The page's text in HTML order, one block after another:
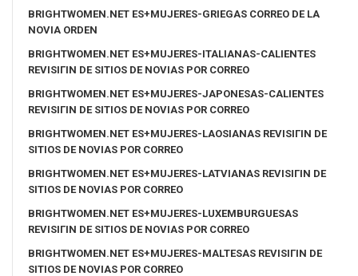
BRIGHTWOMEN.NET ES+MUJERES-GRIEGAS CORREO DE LA
NOVIA ORDEN
BRIGHTWOMEN.NET ES+MUJERES-ITALIANAS-CALIENTES
REVISIГІN DE SITIOS DE NOVIAS POR CORREO
BRIGHTWOMEN.NET ES+MUJERES-JAPONESAS-CALIENTES
REVISIГІN DE SITIOS DE NOVIAS POR CORREO
BRIGHTWOMEN.NET ES+MUJERES-LAOSIANAS REVISIГІN DE
SITIOS DE NOVIAS POR CORREO
BRIGHTWOMEN.NET ES+MUJERES-LATVIANAS REVISIГІN DE
SITIOS DE NOVIAS POR CORREO
BRIGHTWOMEN.NET ES+MUJERES-LUXEMBURGUESAS
REVISIГІN DE SITIOS DE NOVIAS POR CORREO
BRIGHTWOMEN.NET ES+MUJERES-MALTESAS REVISIГІN DE
SITIOS DE NOVIAS POR CORREO